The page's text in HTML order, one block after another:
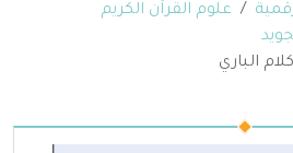
علوم القرآن الكريم
الباري